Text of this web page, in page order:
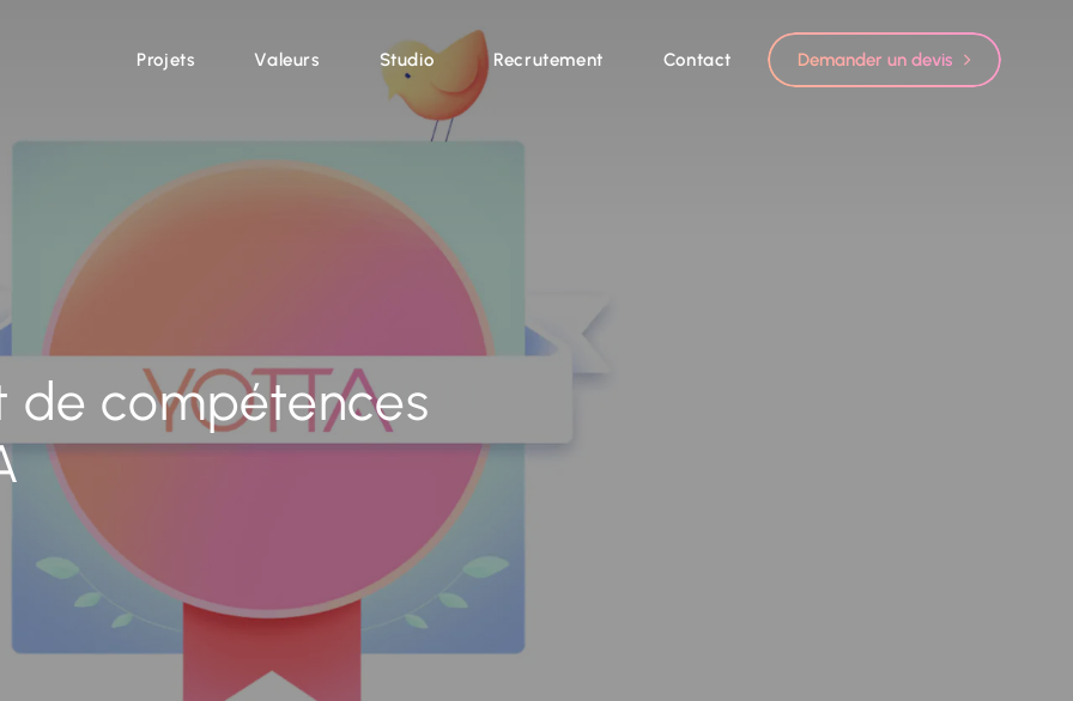
Projets Valeurs Studio Recrutement Contact Demander un devis
chez YOTTA
de compétences